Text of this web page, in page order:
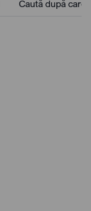
Caută după